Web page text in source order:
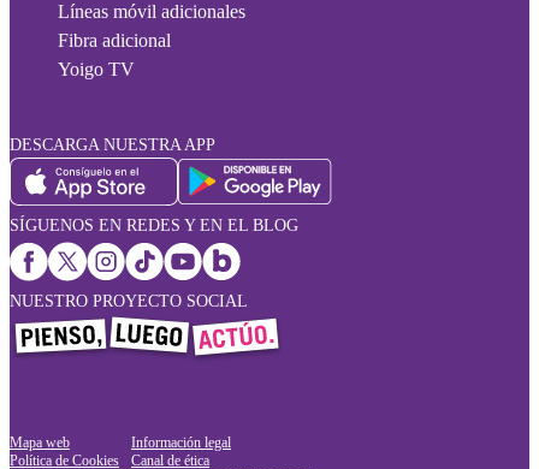
Líneas móvil adicionales
Fibra adicional
Yoigo TV
DESCARGA NUESTRA APP
SÍGUENOS EN REDES Y EN EL BLOG
NUESTRO PROYECTO SOCIAL
Mapa web
Política de Cookies
Información legal
Canal de ética